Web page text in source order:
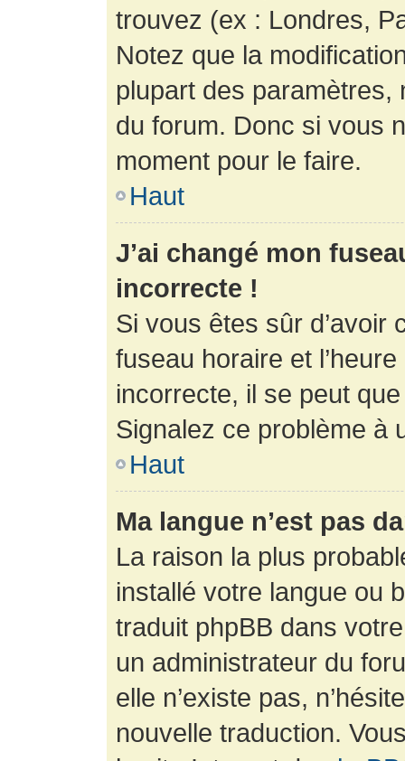
trouvez (ex : Londres,
Notez que la
plupart des paramètres,
du forum. Donc si vous
moment pour le faire.
Haut
J’ai changé mon
incorrecte !
Si vous êtes sûr d’avoir
fuseau horaire et
incorrecte, il se peut
Signalez ce problème à
Haut
Ma langue n’est pas
La raison la plus
installé votre langue ou
traduit phpBB dans
un administrateur du
elle n’existe pas,
nouvelle traduction.